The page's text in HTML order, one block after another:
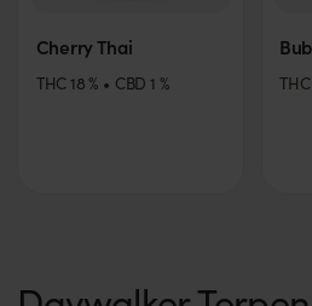
Cherry Thai
THC 18 % CBD 1 % THC